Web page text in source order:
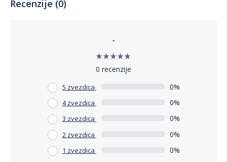
Recenzije (0)
-
0 recenzije
5 zvezdica 0%
4 zvezdica 0%
3 zvezdica 0%
2 zvezdica 0%
1 zvezdica 0%